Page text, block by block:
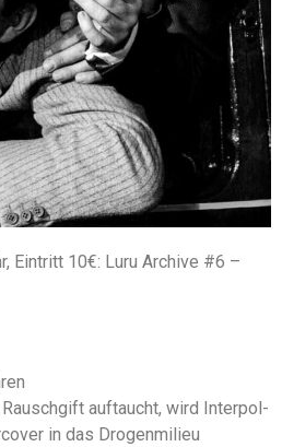
Eintritt 10€: Luru Archive #6 –
auftaucht, wird Interpol-
in das Drogenmilieu